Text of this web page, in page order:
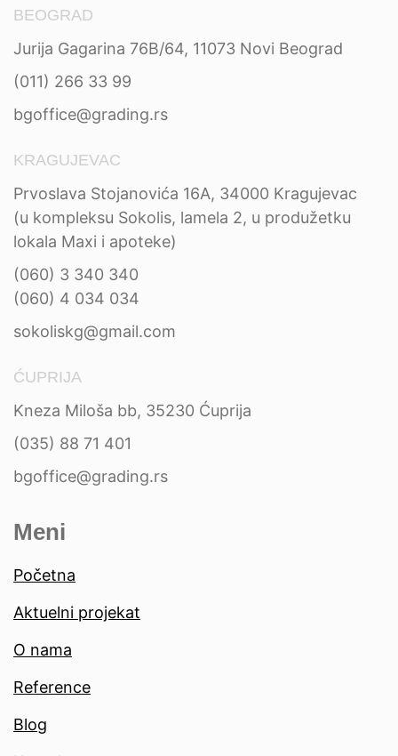
BEOGRAD
Jurija Gagarina 76B/64, 11073 Novi Beograd
(011) 266 33 99
bgoffice@grading.rs
KRAGUJEVAC
Prvoslava Stojanovića 16A, 34000 Kragujevac
(u kompleksu Sokolis, lamela 2, u produžetku
lokala Maxi i apoteke)
(060) 3 340 340
(060) 4 034 034
sokoliskg@gmail.com
ĆUPRIJA
Kneza Miloša bb, 35230 Ćuprija
(035) 88 71 401
bgoffice@grading.rs
Meni
Početna
Aktuelni projekat
O nama
Reference
Blog